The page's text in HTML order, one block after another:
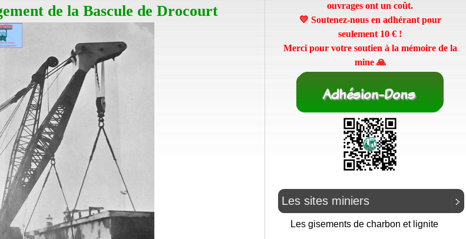
de la Bascule de Drocourt
ouvrages ont un coût.
💛 Soutenez-nous en adhérant pour
seulement 10 € !
Merci pour votre soutien à la mémoire de la
mine 🙏
Les sites miniers
Les gisements de charbon et lignite